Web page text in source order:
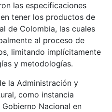
las especificaciones
tener los productos de
de Colombia, las cuales
al proceso de
limitando implícitamente
y metodologías.
la Administración y
como instancia
Nacional en